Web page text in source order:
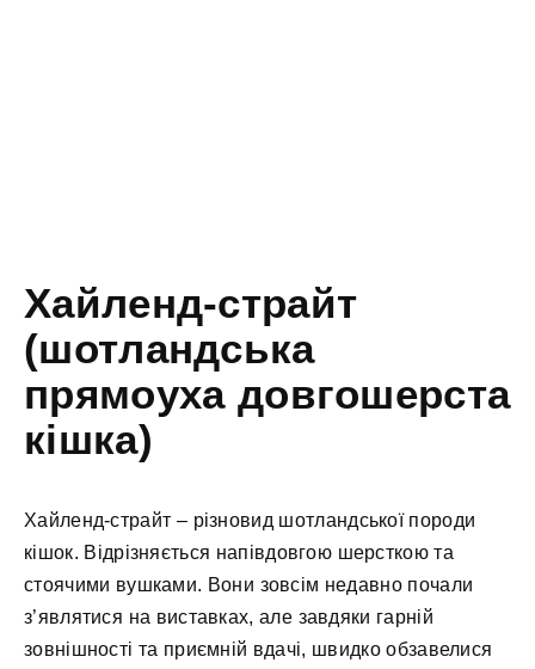
Хайленд-страйт
(шотландська
прямоуха довгошерста
кішка)
Хайленд-страйт – різновид шотландської породи
кішок. Відрізняється напівдовгою шерсткою та
стоячими вушками. Вони зовсім недавно почали
з’являтися на виставках, але завдяки гарній
зовнішності та приємній вдачі, швидко обзавелися